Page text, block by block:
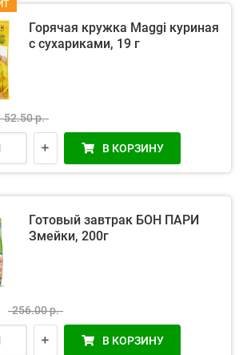
Горячая кружка Maggi куриная
с сухариками, 19 г
52.50 р.
В КОРЗИНУ
Готовый завтрак БОН ПАРИ
Змейки, 200г
256.00 р.
В КОРЗИНУ